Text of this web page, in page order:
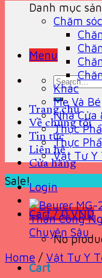
Menu
Search
for:
Trang chủ
Về chúng tôi
Tin tức
Liên hệ
Cửa hàng
Login
Cart /0VND
No
Cart
Danh mục
Chăm
Khác
Mẹ Và Bé
Nhà Cửa
Thực
Thực
Vật Tư Y
Sale!
Home / Vật Tư Y